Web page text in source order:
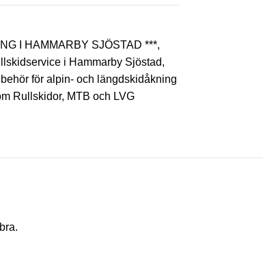
I HAMMARBY SJÖSTAD ***,
i Hammarby Sjöstad,
för alpin- och längdskidåkning
Rullskidor, MTB och LVG